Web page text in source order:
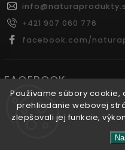
Používame súbory cookie,
prehliadanie webovej
zlepšovali jej funkcie,
info@
+421 907 060 776
facebook.com/
FACEBOOK